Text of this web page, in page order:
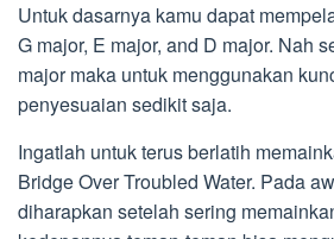
Untuk dasarnya kamu dapat
G major, E major, and D major. Nah
major maka untuk menggunakan
penyesuaian sedikit saja.
Ingatlah untuk terus berlatih
Bridge Over Troubled Water. Pada
diharapkan setelah sering